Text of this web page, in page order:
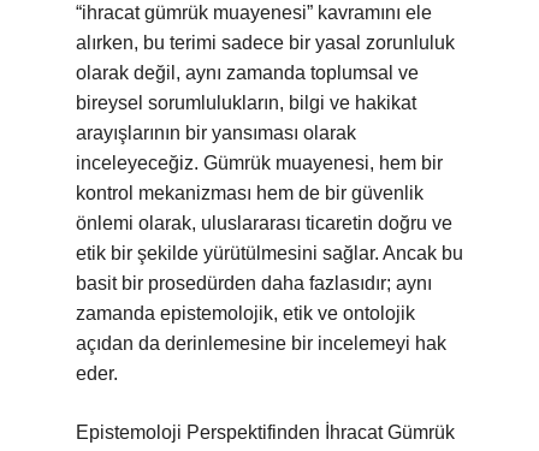
“ihracat gümrük muayenesi” kavramını ele
alırken, bu terimi sadece bir yasal zorunluluk
olarak değil, aynı zamanda toplumsal ve
bireysel sorumlulukların, bilgi ve hakikat
arayışlarının bir yansıması olarak
inceleyeceğiz. Gümrük muayenesi, hem bir
kontrol mekanizması hem de bir güvenlik
önlemi olarak, uluslararası ticaretin doğru ve
etik bir şekilde yürütülmesini sağlar. Ancak bu
basit bir prosedürden daha fazlasıdır; aynı
zamanda epistemolojik, etik ve ontolojik
açıdan da derinlemesine bir incelemeyi hak
eder.
Epistemoloji Perspektifinden İhracat Gümrük